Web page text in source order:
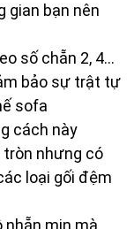
gian bạn nên
số chẵn 2, 4…
bảo sự trật tự
sofa
cách này
tròn nhưng có
loại gối đệm